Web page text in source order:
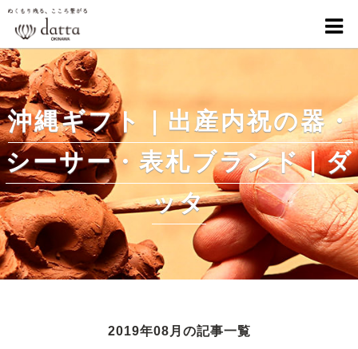
沖縄ギフト｜出産内祝の器・
シーサー・表札ブランド｜ダ
ッタ
2019年08月の記事一覧